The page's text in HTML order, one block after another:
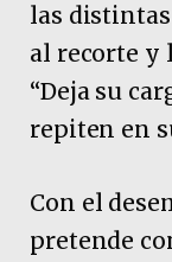
las
al recorte y
“Deja su
repiten en
Con el
pretende